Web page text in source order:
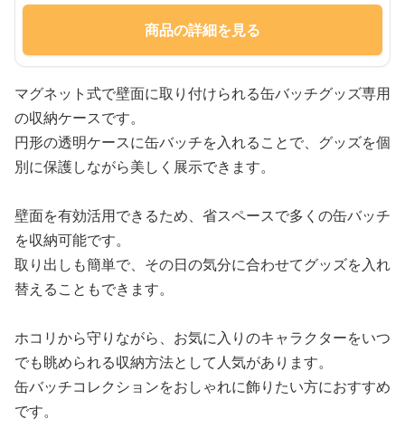
商品の詳細を見る
マグネット式で壁面に取り付けられる缶バッチグッズ専用
の収納ケースです。
円形の透明ケースに缶バッチを入れることで、グッズを個
別に保護しながら美しく展示できます。
壁面を有効活用できるため、省スペースで多くの缶バッチ
を収納可能です。
取り出しも簡単で、その日の気分に合わせてグッズを入れ
替えることもできます。
ホコリから守りながら、お気に入りのキャラクターをいつ
でも眺められる収納方法として人気があります。
缶バッチコレクションをおしゃれに飾りたい方におすすめ
です。